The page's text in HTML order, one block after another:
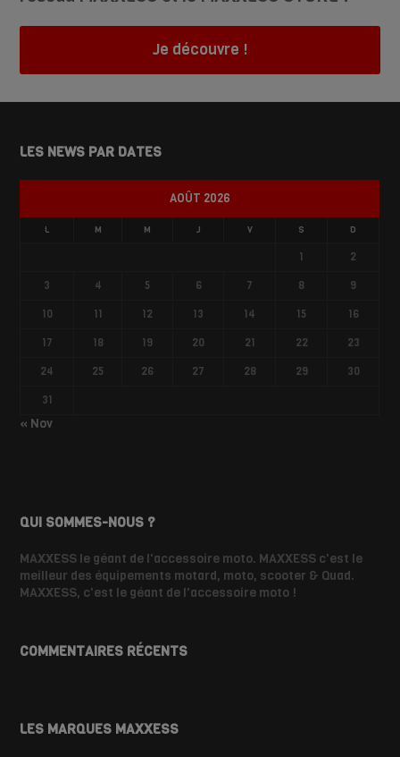
Je découvre !
LES NEWS PAR DATES
AOÛT 2026
L M M J V S D
1
2
3
4 5 6 7 8
9
10
11 12 13 14 15
16
17
18 19 20 21 22
23
24
25 26 27 28 29
30
31
« Nov
QUI SOMMES-NOUS ?
MAXXESS le géant de l'accessoire moto. MAXXESS c'est le
meilleur des équipements motard, moto, scooter & Quad.
MAXXESS, c'est le géant de l'accessoire moto !
COMMENTAIRES RÉCENTS
LES MARQUES MAXXESS